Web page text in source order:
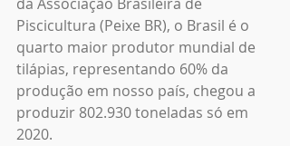
Piscicultura (Peixe BR), o Brasil é o
quarto maior produtor mundial de
tilápias, representando 60% da
produção em nosso país, chegou a
produzir 802.930 toneladas só em
2020.